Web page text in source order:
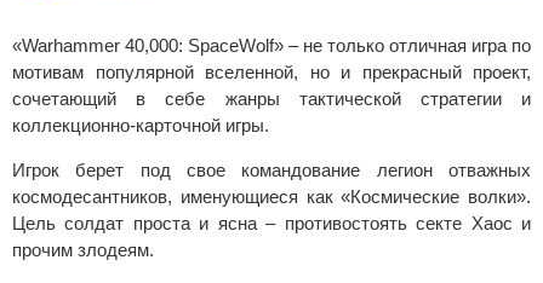
«Warhammer 40,000: SpaceWolf» – не только отличная игра по
мотивам популярной вселенной, но и прекрасный проект,
сочетающий в себе жанры тактической стратегии и
коллекционно-карточной игры.
Игрок берет под свое командование легион отважных
космодесантников, именующиеся как «Космические волки».
Цель солдат проста и ясна – противостоять секте Хаос и
прочим злодеям.